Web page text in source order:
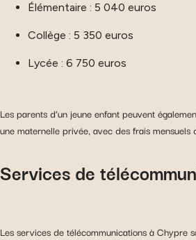
Élémentaire : 5 040 euros
Collège : 5 350 euros
Lycée : 6 750 euros
Les parents d’un jeune enfant peuvent
une maternelle privée, avec des frais mensuels
Services de
Les services de télécommunications à Chypre